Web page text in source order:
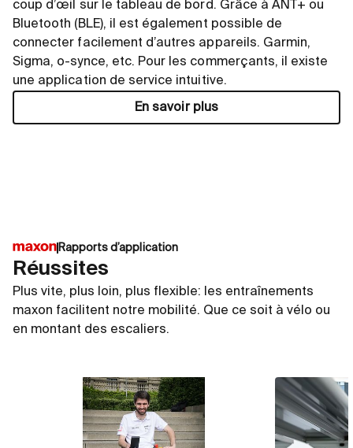
coup d’œil sur le tableau de bord. Grâce à ANT+ ou
Bluetooth (BLE), il est également possible de
connecter facilement d’autres appareils. Garmin,
Sigma, o-synce, etc. Pour les commerçants, il existe
une application de service intuitive.
En savoir plus
Rapports d’application
Réussites
Plus vite, plus loin, plus flexible: les entraînements
maxon facilitent notre mobilité. Que ce soit à vélo ou
en montant des escaliers.